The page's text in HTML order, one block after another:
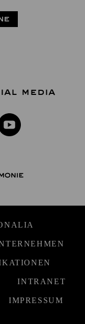
MEDIA
INTRANET
IMPRESSUM